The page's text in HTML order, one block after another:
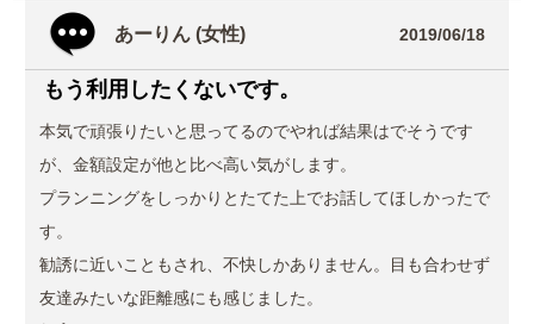
あーりん (女性) 2019/06/18
もう利用したくないです。
本気で頑張りたいと思ってるのでやれば結果はでそうです
が、金額設定が他と比べ高い気がします。
プランニングをしっかりとたてた上でお話してほしかったで
す。
勧誘に近いこともされ、不快しかありません。目も合わせず
友達みたいな距離感にも感じました。